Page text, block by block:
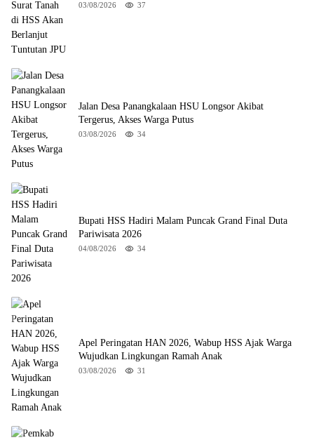
03/08/2026 37
Jalan Desa Panangkalaan HSU Longsor Akibat
Tergerus, Akses Warga Putus
03/08/2026 34
Bupati HSS Hadiri Malam Puncak Grand Final Duta
Pariwisata 2026
04/08/2026 34
Apel Peringatan HAN 2026, Wabup HSS Ajak Warga
Wujudkan Lingkungan Ramah Anak
03/08/2026 31